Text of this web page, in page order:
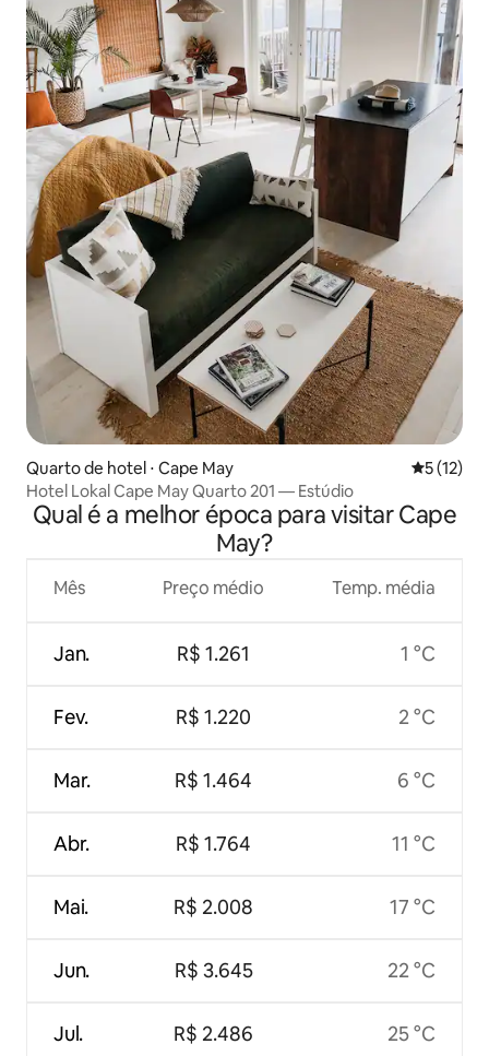
Quarto de hotel ⋅ Cape May 5 de uma
5 (12)
Hotel Lokal Cape May Quarto 201 — Estúdio
Qual é a melhor época para visitar Cape
May?
Mês
Jan.
Fev.
Mar.
Abr.
Mai.
Jun.
Jul.
Preço médio
R$ 1.261
R$ 1.220
R$ 1.464
R$ 1.764
R$ 2.008
R$ 3.645
R$ 2.486
Temp. média
1 °C
2 °C
6 °C
11 °C
17 °C
22 °C
25 °C